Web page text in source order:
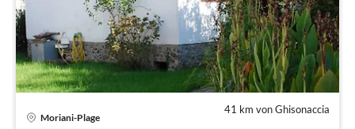
41 km von Ghisonaccia
Moriani-Plage